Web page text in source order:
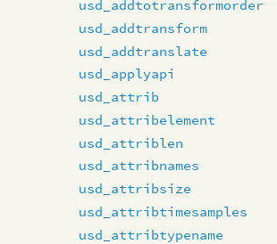
usd_addtotransformorder
usd_addtransform
usd_addtranslate
usd_applyapi
usd_attrib
usd_attribelement
usd_attriblen
usd_attribnames
usd_attribsize
usd_attribtimesamples
usd_attribtypename